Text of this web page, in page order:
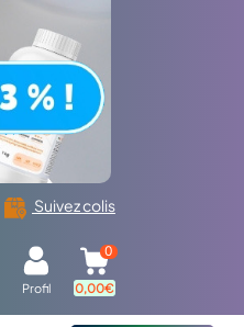
Suivez colis
Profil
0
0,00€